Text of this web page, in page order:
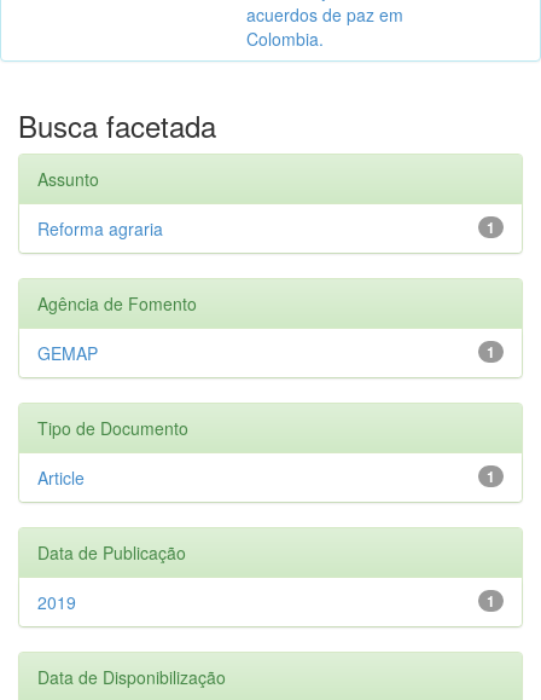
acuerdos de paz em
Colombia.
Busca facetada
Assunto
1
Reforma agraria
Agência de Fomento
1
GEMAP
Tipo de Documento
1
Article
Data de Publicação
1
2019
Data de Disponibilização